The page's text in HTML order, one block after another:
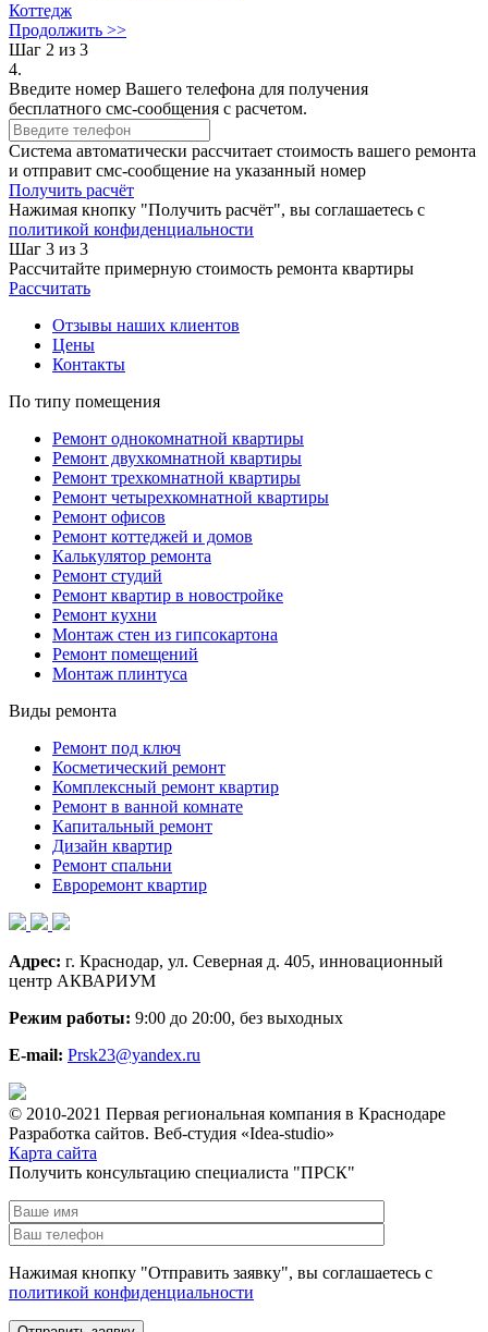
Коттедж
Продолжить >>
Шаг 2 из 3
4.
Введите номер Вашего телефона для получения
бесплатного смс-сообщения с расчетом.
Система автоматически рассчитает стоимость вашего ремонта
и отправит смс-сообщение на указанный номер
Получить расчёт
Нажимая кнопку "Получить расчёт", вы соглашаетесь с
политикой конфиденциальности
Шаг 3 из 3
Рассчитайте примерную стоимость ремонта квартиры
Рассчитать
Отзывы наших клиентов
Цены
Контакты
По типу помещения
Ремонт однокомнатной квартиры
Ремонт двухкомнатной квартиры
Ремонт трехкомнатной квартиры
Ремонт четырехкомнатной квартиры
Ремонт офисов
Ремонт коттеджей и домов
Калькулятор ремонта
Ремонт студий
Ремонт квартир в новостройке
Ремонт кухни
Монтаж стен из гипсокартона
Ремонт помещений
Монтаж плинтуса
Виды ремонта
Ремонт под ключ
Косметический ремонт
Комплексный ремонт квартир
Ремонт в ванной комнате
Капитальный ремонт
Дизайн квартир
Ремонт спальни
Евроремонт квартир
Адрес: г. Краснодар, ул. Северная д. 405, инновационный
центр АКВАРИУМ
Режим работы: 9:00 до 20:00, без выходных
E-mail: Prsk23@yandex.ru
© 2010-2021 Первая региональная компания в Краснодаре
Разработка сайтов. Веб-студия «Idea-studio»
Карта сайта
Получить консультацию специалиста "ПРСК"
Нажимая кнопку "Отправить заявку", вы соглашаетесь с
политикой конфиденциальности